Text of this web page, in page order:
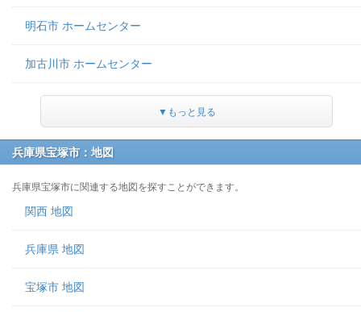
明石市 ホームセンター
加古川市 ホームセンター
▼もっと見る
兵庫県宝塚市：地図
兵庫県宝塚市に関連する地図を探すことができます。
関西 地図
兵庫県 地図
宝塚市 地図